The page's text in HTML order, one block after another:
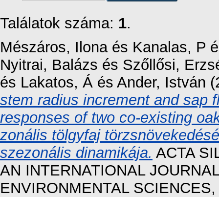
Találatok száma: 1.
Mészáros, Ilonaés Kanalas, P
Nyitrai, Balázs és Szőllősi,
és Lakatos, Á és Ander, István
stem radius increment and sap
responses of two co-existing
zonális tölgyfaj
szezonális dinamikája. ACTA
AN INTERNATIONAL
ENVIRONMENTAL